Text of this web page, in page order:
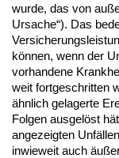
wurde, das von
Ursache“). Das
können, wenn der
vorhandene
weit fortgeschritten
ähnlich gelagerte
Folgen ausgelöst
angezeigten
inwieweit auch